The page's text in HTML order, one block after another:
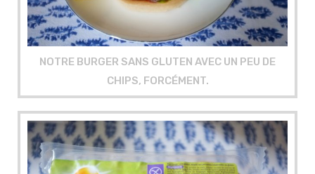
NOTRE BURGER SANS GLUTEN AVEC UN PEU DE
CHIPS, FORCÉMENT.